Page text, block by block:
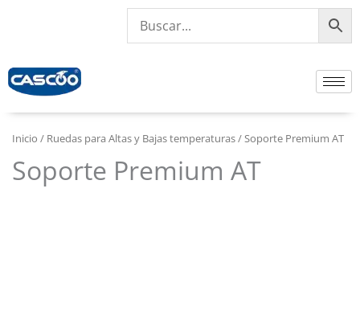
Inicio / Ruedas para Altas y Bajas temperaturas/ Soporte Premium AT
Soporte Premium AT